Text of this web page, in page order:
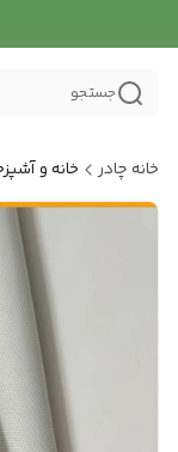
جستجو
خانه چادر خانه و